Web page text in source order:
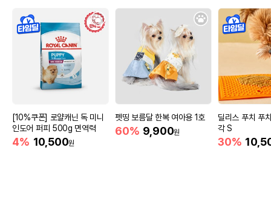
[10%쿠폰] 로얄캐닌 독 미니
인도어 퍼피 500g 면역력
4% 10,500원
펫띵 보름달 한복 여아용 1호
60% 9,900원
딜리스 푸치 푸
각 S
30%